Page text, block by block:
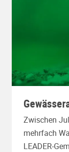
Zwischen
mehrfach
LEADER-